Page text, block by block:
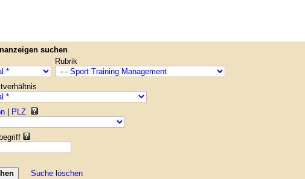
suchen
Rubrik
PLZ
Suche löschen